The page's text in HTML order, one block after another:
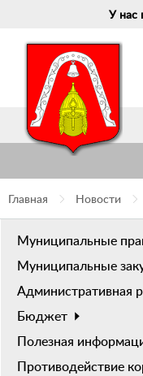
У нас
Главная Новости
Муниципальные
Муниципальные
Административная
Бюджет
Полезная
Противодействие